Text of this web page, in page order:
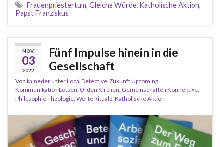
Frauenpriestertum, Gleiche Würde, Katholische Aktion,
Papst Franziskus
NOV.
03
2022
Fünf Impulse hinein in die
Gesellschaft
Von kainederunterLocal Detective Zukunft Upcoming
Kommunikation Lotsen Orden Kirchen Gemeinschaften Konnektive
Philosophie Theologie Werte Rituale Katholische Aktion